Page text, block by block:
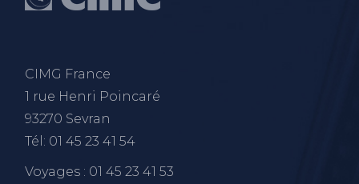
CIMG France
1 rue Henri Poincaré
93270 Sevran
Tél: 01 45 23 41 54
Voyages : 01 45 23 41 53